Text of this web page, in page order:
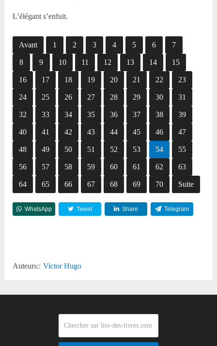
L’élégant s’enfuit.
Avant 1 2 3 4 5 6 7
8 9 10 11 12 13 14 15
16 17 18 19 20 21 22 23
24 25 26 27 28 29 30 31
32 33 34 35 36 37 38 39
40 41 42 43 44 45 46 47
48 49 50 51 52 53 54 55
56 57 58 59 60 61 62 63
64 65 66 67 68 69 70 Suite
WhatsApp Tweet Share Telegram
Auteurs:: Victor Hugo